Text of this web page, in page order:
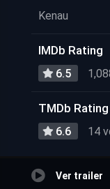
Kenau
IMDb Rating
6.5
TMDb Rating
6.6 14
Ver trailer